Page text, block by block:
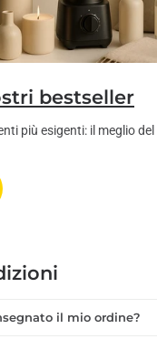
bestseller
più esigenti: il meglio del
il mio ordine?